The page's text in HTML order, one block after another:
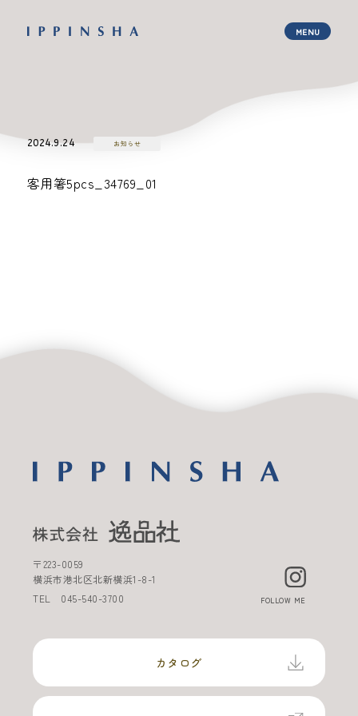
2024.9.24 お知らせ
客用箸5pcs_34769_01
〒223-0059
横浜市港北区北新横浜1-8-1
TEL 045-540-3700 FOLLOW ME
カタログ